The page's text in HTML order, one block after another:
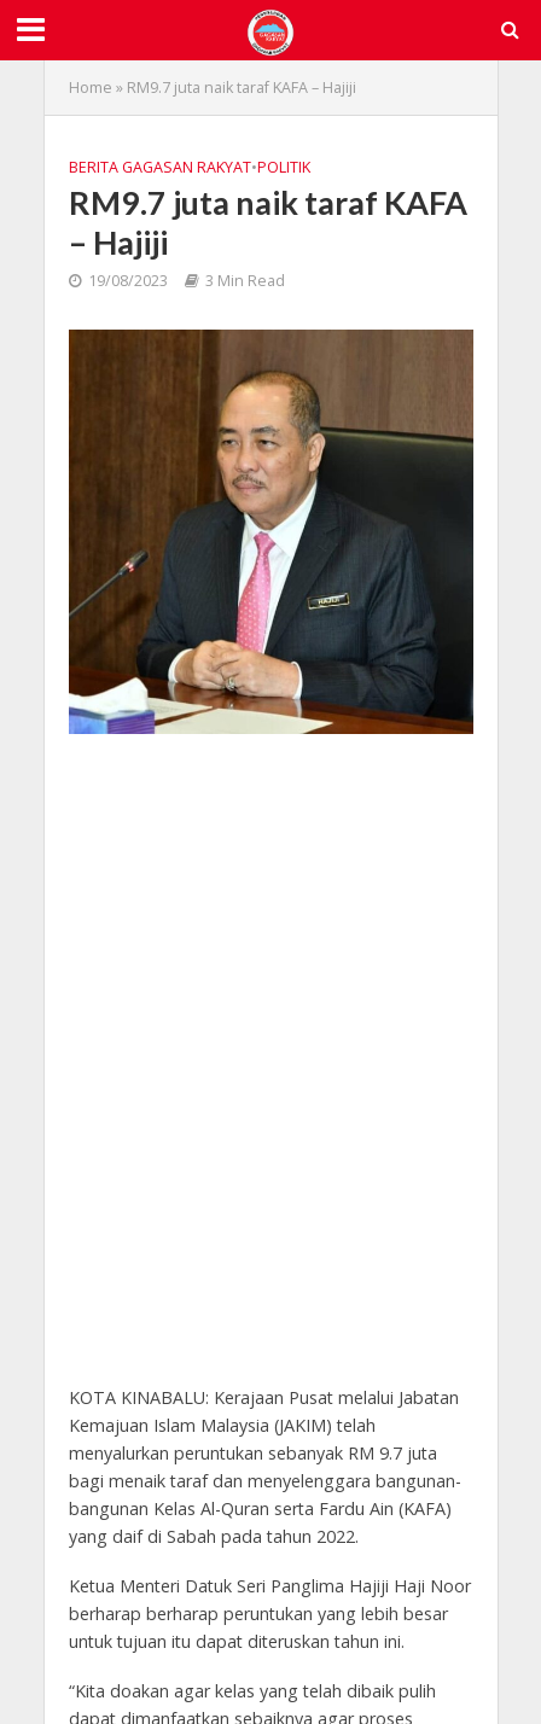
Home » RM9.7 juta naik taraf KAFA – Hajiji
BERITA GAGASAN RAKYAT•POLITIK
RM9.7 juta naik taraf KAFA
– Hajiji
19/08/2023 3 Min Read
KOTA KINABALU: Kerajaan Pusat melalui Jabatan
Kemajuan Islam Malaysia (JAKIM) telah
menyalurkan peruntukan sebanyak RM 9.7 juta
bagi menaik taraf dan menyelenggara bangunan-
bangunan Kelas Al-Quran serta Fardu Ain (KAFA)
yang daif di Sabah pada tahun 2022.
Ketua Menteri Datuk Seri Panglima Hajiji Haji Noor
berharap berharap peruntukan yang lebih besar
untuk tujuan itu dapat diteruskan tahun ini.
“Kita doakan agar kelas yang telah dibaik pulih
dapat dimanfaatkan sebaiknya agar proses